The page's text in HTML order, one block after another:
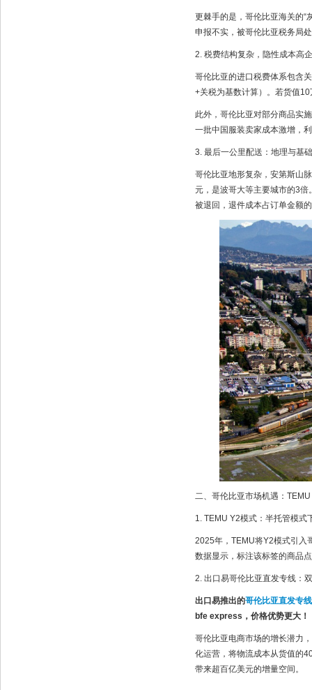
更棘手的是，哥伦比亚海关的“
申报不实，被哥伦比亚税务局
2. 税费结构复杂，隐性成本高企
哥伦比亚的进口税费体系包含
+关税为基数计算）。若货值
此外，哥伦比亚对部分商品实
一批中国服装卖家成本激增，
3. 最后一公里配送：地理与基
哥伦比亚地形复杂，安第斯山
元，是波哥大等主要城市的3
被退回，退件成本占订单金额
二、哥伦比亚市场机遇：
1. TEMU Y2模式：半托管模式
2025年，TEMU将Y2模式引入
数据显示，标注该标签的商品
2. 出口易哥伦比亚直发专线：
出口易推出的哥伦比亚直发专线
bfe express，价格优势更大！
哥伦比亚电商市场的增长潜力
化运营，将物流成本从货值的
带来超百亿美元的增量空间。